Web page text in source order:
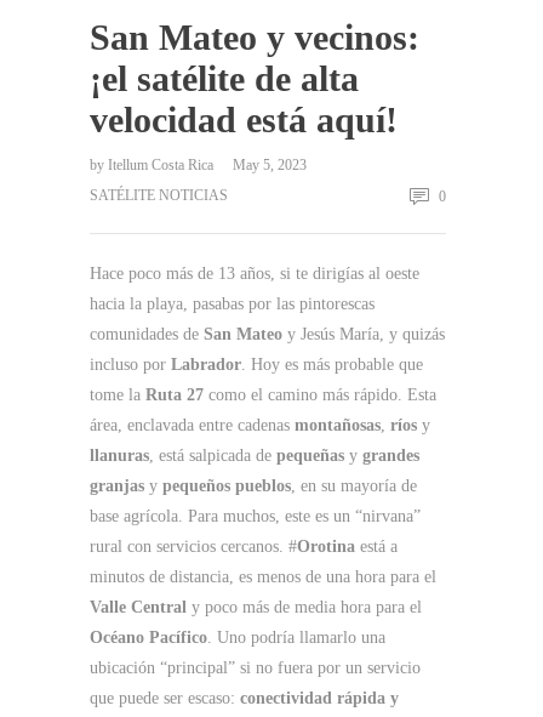
San Mateo y vecinos:
¡el satélite de alta
velocidad está aquí!
by Itellum Costa Rica
May 5, 2023
SATÉLITE NOTICIAS
0
Hace poco más de 13 años, si te dirigías al oeste
hacia la playa, pasabas por las pintorescas
comunidades de San Mateo y Jesús María, y quizás
incluso por Labrador . Hoy es más probable que
tome la Ruta 27 como el camino más rápido. Esta
área, enclavada entre cadenas montañosas ríos y
llanuras , está salpicada de pequeñas y grandes
granjas y pequeños pueblos , en su mayoría de
base agrícola. Para muchos, este es un “nirvana”
rural con servicios cercanos. #Orotina está a
minutos de distancia, es menos de una hora para el
Valle Central y poco más de media hora para el
Océano Pacífico . Uno podría llamarlo una
ubicación “principal” si no fuera por un servicio
que puede ser escaso: conectividad rápida y